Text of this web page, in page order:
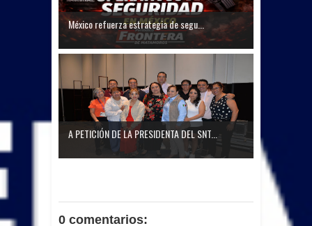
México refuerza estrategia de segu...
A PETICIÓN DE LA PRESIDENTA DEL SNT...
0 comentarios: